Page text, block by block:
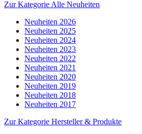
Zur Kategorie Alle Neuheiten
Neuheiten 2026
Neuheiten 2025
Neuheiten 2024
Neuheiten 2023
Neuheiten 2022
Neuheiten 2021
Neuheiten 2020
Neuheiten 2019
Neuheiten 2018
Neuheiten 2017
Zur Kategorie Hersteller & Produkte